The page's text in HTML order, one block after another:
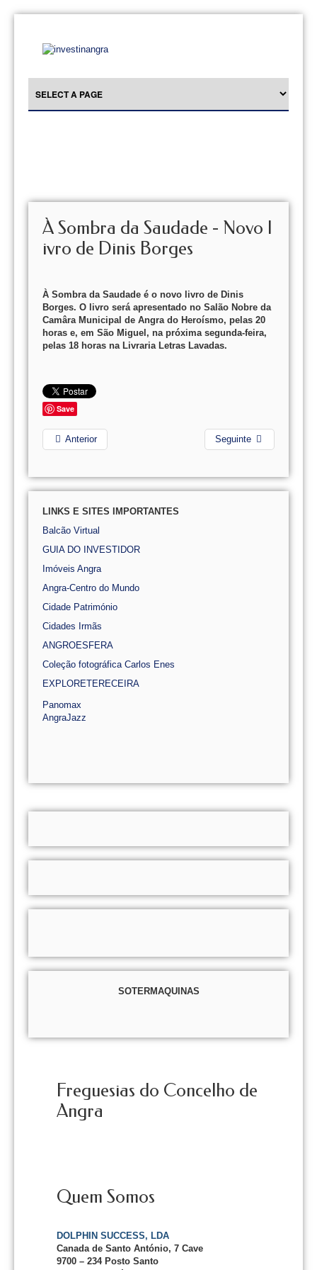
À Sombra da Saudade - Novo l
ivro de Dinis Borges
À Sombra da Saudade é o novo livro de Dinis
Borges. O livro será apresentado no Salão Nobre da
Camâra Municipal de Angra do Heroísmo, pelas 20
horas e, em São Miguel, na próxima segunda-feira,
pelas 18 horas na Livraria Letras Lavadas.
Save
Anterior Seguinte
LINKS E SITES IMPORTANTES
Balcão Virtual
GUIA DO INVESTIDOR
Imóveis Angra
Angra-Centro do Mundo
Cidade Património
Cidades Irmãs
ANGROESFERA
Coleção fotográfica Carlos Enes
EXPLORETERECEIRA
Panomax
AngraJazz
SOTERMAQUINAS
Freguesias do Concelho de
Angra
Quem Somos
DOLPHIN SUCCESS, LDA
Canada de Santo António, 7 Cave
9700 – 234 Posto Santo